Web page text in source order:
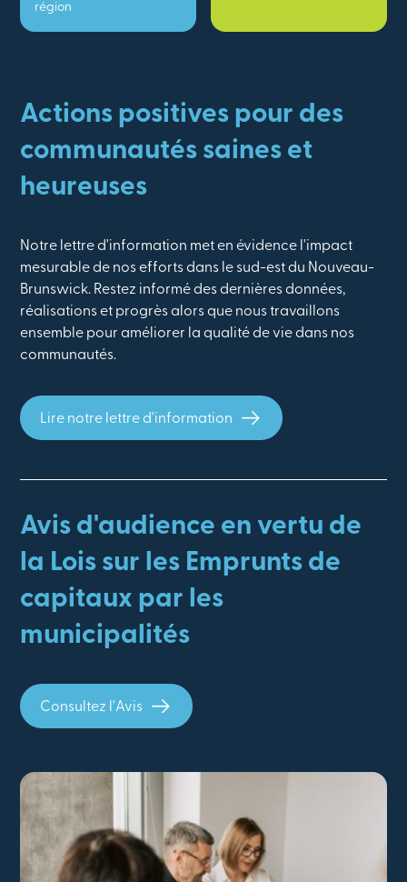
région
Actions positives pour des
communautés saines et
heureuses
Notre lettre d'information met en évidence l'impact
mesurable de nos efforts dans le sud-est du Nouveau-
Brunswick. Restez informé des dernières données,
réalisations et progrès alors que nous travaillons
ensemble pour améliorer la qualité de vie dans nos
communautés.
Lire notre lettre d'information
Avis d'audience en vertu de
la Lois sur les Emprunts de
capitaux par les
municipalités
Consultez l'Avis